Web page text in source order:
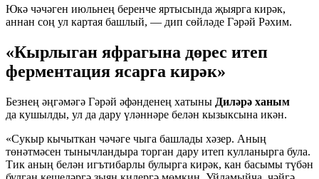
Юкә чәчәген июльнең беренче яртысында җыярга кирәк,
аннан соң ул картая башлый, — дип сөйләде Гәрәй Рәхим.
«Кырлыган яфрагына дөрес итеп
ферментация ясарга кирәк»
Безнең әңгәмәгә Гәрәй әфәнденең хатыны Диләрә ханым
да кушылды, ул да дару үләннәре белән кызыксына икән.
«Сукыр кычыткан чәчәге чыга башлады хәзер. Аның
төнәтмәсен тынычландыра торган дару итеп кулланырга була.
Тик аның белән игътибарлы булырга кирәк, кан басымы түбән